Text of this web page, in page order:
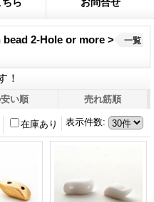
bead 2-Hole or more >
！
一覧
い順 売れ筋順
表示件数:
在庫あり